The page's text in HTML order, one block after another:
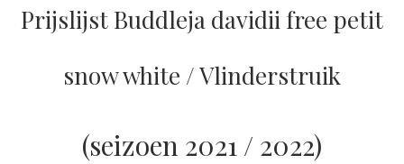
Prijslijst Buddleja davidii free petit
snow white / Vlinderstruik
(seizoen 2021 / 2022)